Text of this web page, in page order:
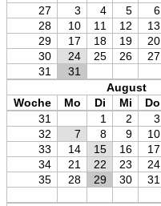
27
3 4 5 6
28
10 11 12 13
29
17 18 19 20
30
24 25 26 27
31
31
August
Woche
Mo Di Mi Do
31
1 2 3
32
7 8 9 10
33
14 15 16 17
34
21 22 23 24
35
28 29 30 31